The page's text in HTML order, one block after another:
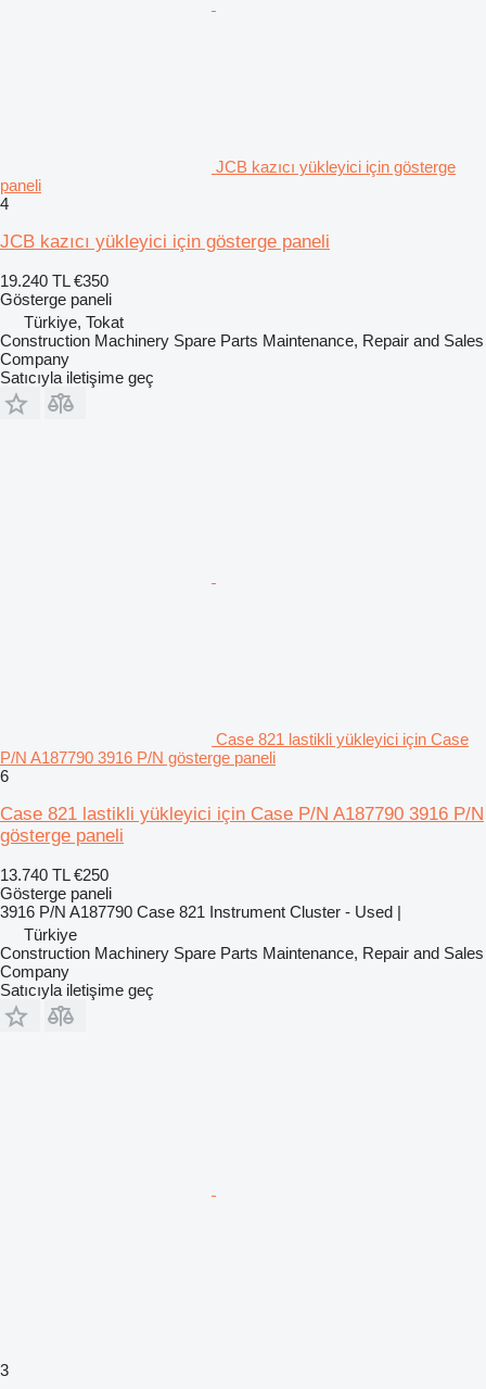
JCB kazıcı yükleyici için gösterge
paneli
4
JCB kazıcı yükleyici için gösterge paneli
19.240 TL €350
Gösterge paneli
Türkiye, Tokat
Construction Machinery Spare Parts Maintenance, Repair and Sales
Company
Satıcıyla iletişime geç
Case 821 lastikli yükleyici için Case
P/N A187790 3916 P/N gösterge paneli
6
Case 821 lastikli yükleyici için Case P/N A187790 3916 P/N
gösterge paneli
13.740 TL €250
Gösterge paneli
3916 P/N A187790 Case 821 Instrument Cluster - Used |
Türkiye
Construction Machinery Spare Parts Maintenance, Repair and Sales
Company
Satıcıyla iletişime geç
3